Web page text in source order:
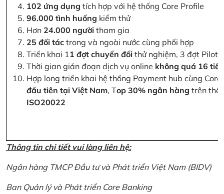
102 ứng dụng tích hợp với hệ thống Core Profile
96.000 tình huống kiểm thử
Hơn 24.000 người tham gia
25 đối tác trong và ngoài nước cùng phối hợp
Triển khai 11 đợt chuyển đổi thử nghiệm, 3 đợt Pilot
Thời gian gián đoạn dịch vụ online không quá 16
Hợp long triển khai hệ thống Payment hub cùng
đầu tiên tại Việt Nam, Top 30% ngân hàng trên thế
ISO20022
Thông tin chi tiết vui lòng liên hệ:
Ngân hàng TMCP Đầu tư và Phát triển Việt Nam (BIDV)
Ban Quản lý và Phát triển Core Banking